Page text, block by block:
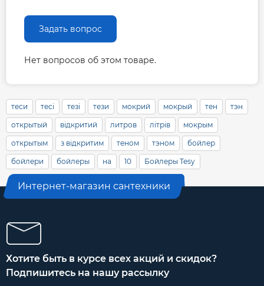
Задать вопрос
Нет вопросов об этом товаре.
теси тесі тезі тези мокрий мокрый тен тэн
открытый відкритий литров літрів мокрым
открытым з відкритим теном тэном бойлер
бойлери бойлеры на 10 Бойлеры Tesy
Интернет-магазин сантехники
Хотите быть в курсе всех акций и скидок?
Подпишитесь на нашу рассылку